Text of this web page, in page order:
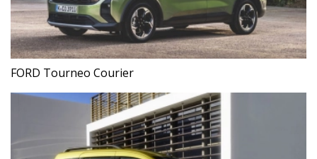
FORD Tourneo Courier